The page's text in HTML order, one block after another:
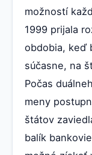
možností
1999 prijala
obdobia, keď
súčasne, na
Počas
meny
štátov
balík